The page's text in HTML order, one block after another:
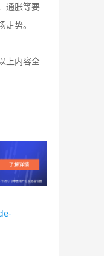
通胀等要
势。
上内容全